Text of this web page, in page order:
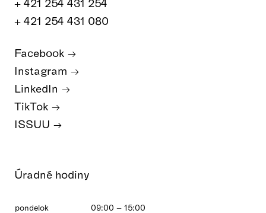
Úradné hodiny
pondelok 09:00 – 15:00
+ 421 254 431 080
Facebook
Instagram
LinkedIn
TikTok
ISSUU